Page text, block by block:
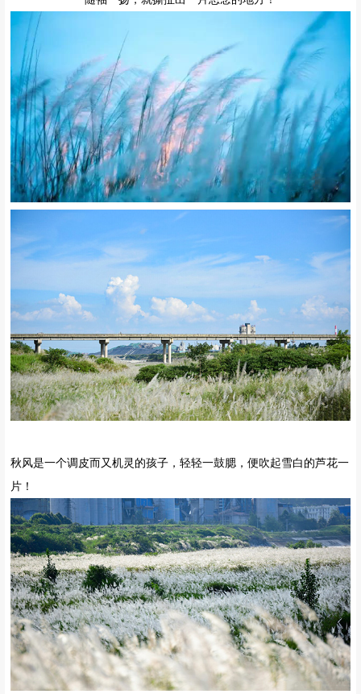
秋风是一个调皮而又机灵的孩子，轻轻一鼓腮，便吹起雪白的芦花一
片！